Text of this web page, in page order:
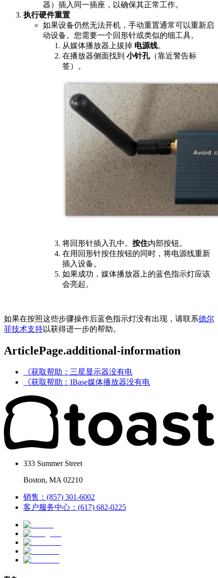
器）插入同一插座，以确保其正常工作。
执行硬件重置
如果设备仍然无法开机，手动重置通常可以重新启
动设备。您需要一个回形针或类似的细工具。
从媒体播放器上拔掉 电源线。
在播放器侧面找到 小针孔（靠近警告标
签）。
将回形针插入孔中。 按住内部按钮。
在用回形针按住按钮的同时，将电源线重新
插入设备。
如果成功，媒体播放器上的蓝色指示灯应该
会亮起。
如果在按照这些步骤操作后蓝色指示灯没有出现，请联系德尔
菲技术支持以获得进一步的帮助。
ArticlePage.additional-information
《获取帮助：三星显示器没有电
《获取帮助：IBase媒体播放器没有电
333 Summer Street
Boston, MA 02210
销售：(857) 301-6002
客户服务中心：(617) 682-0225